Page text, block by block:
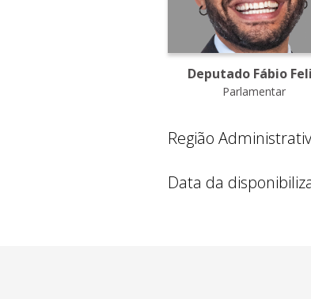
Deputado Fábio
Parlamentar
Região
Data da